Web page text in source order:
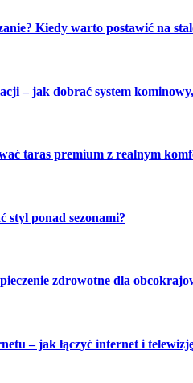
Kiedy warto postawić na
– jak dobrać system
taras premium z realnym
styl ponad sezonami?
zdrowotne dla
– jak łączyć internet i